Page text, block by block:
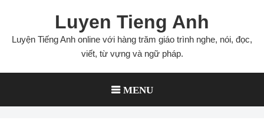
content
Luyen Tieng Anh
Luyện Tiếng Anh online với hàng trăm giáo trình nghe, nói, đọc,
viết, từ vựng và ngữ pháp.
MENU